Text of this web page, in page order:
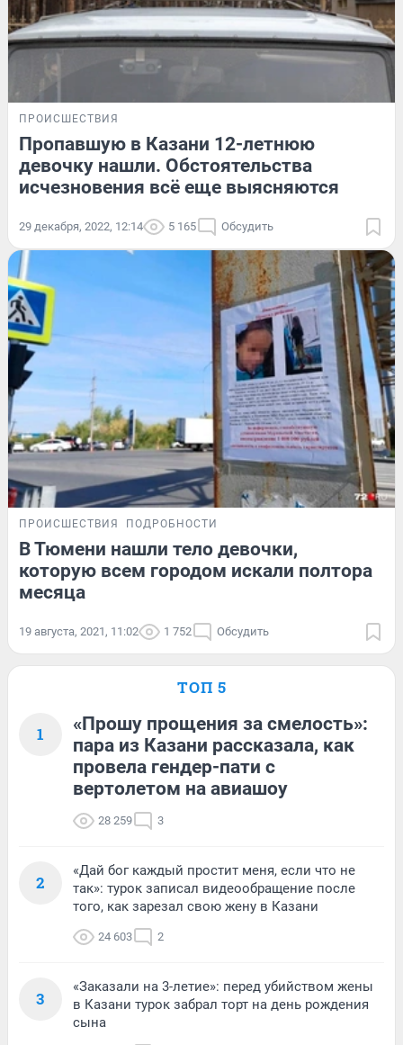
ПРОИСШЕСТВИЯ
Пропавшую в Казани 12-летнюю
девочку нашли. Обстоятельства
исчезновения всё еще выясняются
29 декабря, 2022, 12:14 5 165 Обсудить
ПРОИСШЕСТВИЯ ПОДРОБНОСТИ
В Тюмени нашли тело девочки,
которую всем городом искали полтора
месяца
19 августа, 2021, 11:02 1 752 Обсудить
ТОП 5
1
«Прошу прощения за смелость»:
пара из Казани рассказала, как
провела гендер-пати с
вертолетом на авиашоу
28 259 3
2
«Дай бог каждый простит меня, если что не
так»: турок записал видеообращение после
того, как зарезал свою жену в Казани
24 603 2
3
«Заказали на 3-летие»: перед убийством жены
в Казани турок забрал торт на день рождения
сына